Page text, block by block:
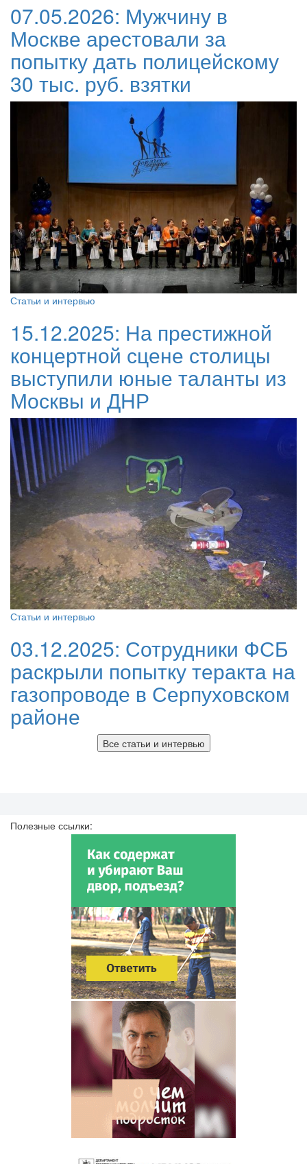
07.05.2026: Мужчину в
Москве арестовали за
попытку дать полицейскому
30 тыс. руб. взятки
Статьи и интервью
15.12.2025: На престижной
концертной сцене столицы
выступили юные таланты из
Москвы и ДНР
Статьи и интервью
03.12.2025: Сотрудники ФСБ
раскрыли попытку теракта на
газопроводе в Серпуховском
районе
Все статьи и интервью
Полезные ссылки: